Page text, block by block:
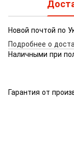
Новой почтой по
Подробнее о
Наличными при
Гарантия от